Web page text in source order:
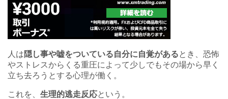
人は隠し事や嘘をついている自分に自覚があるとき、恐怖
やストレスからくる重圧によって少しでもその場から早く
立ち去ろうとする心理が働く。
これを、 生理的逃走反応という。